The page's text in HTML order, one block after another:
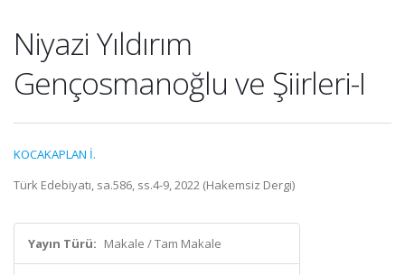
Niyazi Yıldırım
Gençosmanoğlu ve Şiirleri-I
KOCAKAPLAN İ.
Türk Edebiyatı, sa.586, ss.4-9, 2022 (Hakemsiz Dergi)
Yayın Türü: Makale / Tam Makale